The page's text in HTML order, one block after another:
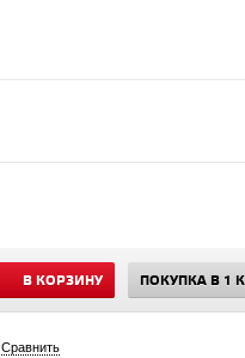
В КОРЗИНУ ПОКУПКА В 1
Сравнить